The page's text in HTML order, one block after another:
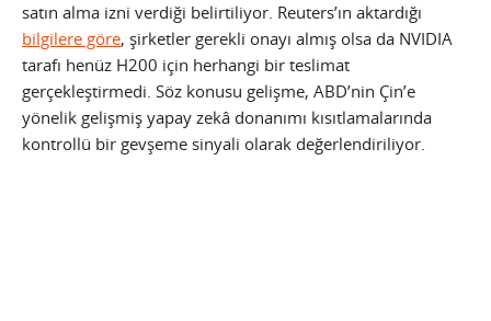
satın alma izni verdiği belirtiliyor. Reuters’ın aktardığı
bilgilere göre, şirketler gerekli onayı almış olsa da NVIDIA
tarafı henüz H200 için herhangi bir teslimat
gerçekleştirmedi. Söz konusu gelişme, ABD’nin Çin’e
yönelik gelişmiş yapay zekâ donanımı kısıtlamalarında
kontrollü bir gevşeme sinyali olarak değerlendiriliyor.